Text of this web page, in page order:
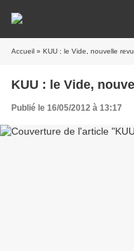
Accueil » KUU : le Vide, nouvelle
KUU : le Vide,
Publié le 16/05/2012 à 13:17